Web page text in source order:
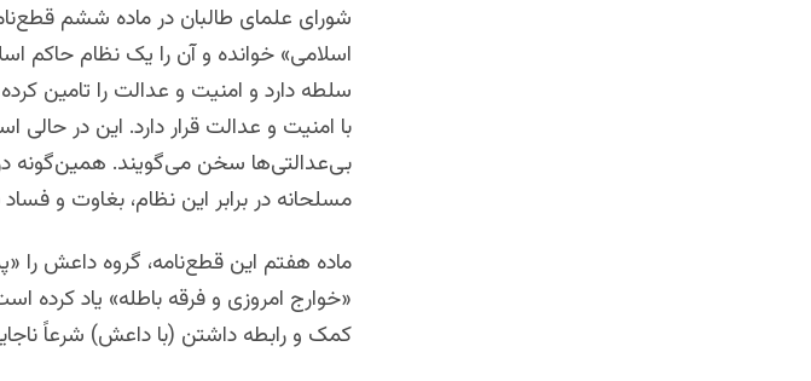
شورای علمای طالبان در ماده ششم
اسلامی» خوانده و آن را یک نظام حاکم
سلطه دارد و امنیت و عدالت را تامین
با امنیت و عدالت قرار دارد. این در
بی‌عدالتی‌ها سخن می‌گویند. همین‌گونه
مسلحانه در برابر این نظام، بغاوت و
ماده هفتم این قطع‌نامه، گروه داعش را
«خوارج امروزی و فرقه باطله» یاد کرده
کمک و رابطه داشتن (با داعش) شرعاً